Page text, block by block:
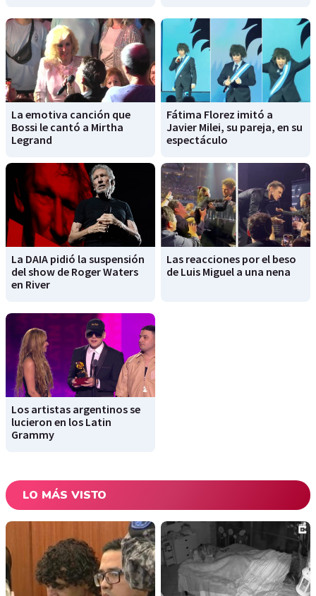
La emotiva canción que
Bossi le cantó a Mirtha
Legrand
Fátima Florez imitó a
Javier Milei, su pareja, en su
espectáculo
La DAIA pidió la suspensión
del show de Roger Waters
en River
Las reacciones por el beso
de Luis Miguel a una nena
Los artistas argentinos se
lucieron en los Latin
Grammy
LO MÁS VISTO